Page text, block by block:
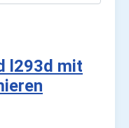
l293d mit